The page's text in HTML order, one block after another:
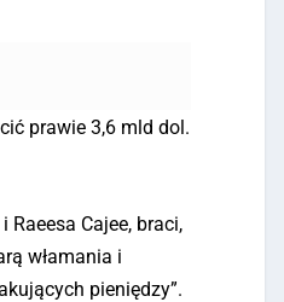
prawie 3,6 mld dol.
Cajee, braci,
włamania i
pieniędzy”.